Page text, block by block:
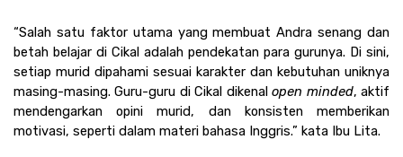
“Salah satu faktor utama yang membuat Andra senang dan
betah belajar di Cikal adalah pendekatan para gurunya. Di sini,
setiap murid dipahami sesuai karakter dan kebutuhan uniknya
masing-masing. Guru-guru di Cikal dikenal open minded, aktif
mendengarkan opini murid, dan konsisten memberikan
motivasi, seperti dalam materi bahasa Inggris.” kata Ibu Lita.